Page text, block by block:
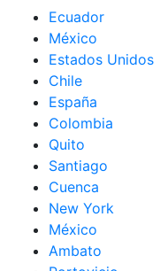
Ecuador
México
Estados Unidos
Chile
España
Colombia
Quito
Santiago
Cuenca
New York
México
Ambato